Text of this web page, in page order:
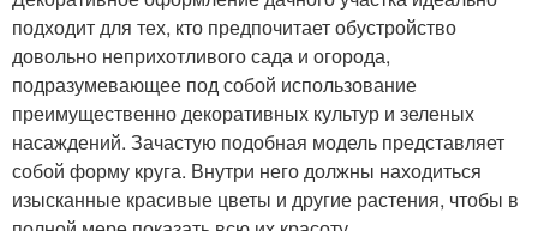
подходит для тех, кто предпочитает обустройство
довольно неприхотливого сада и огорода,
подразумевающее под собой использование
преимущественно декоративных культур и зеленых
насаждений. Зачастую подобная модель представляет
собой форму круга. Внутри него должны находиться
изысканные красивые цветы и другие растения, чтобы в